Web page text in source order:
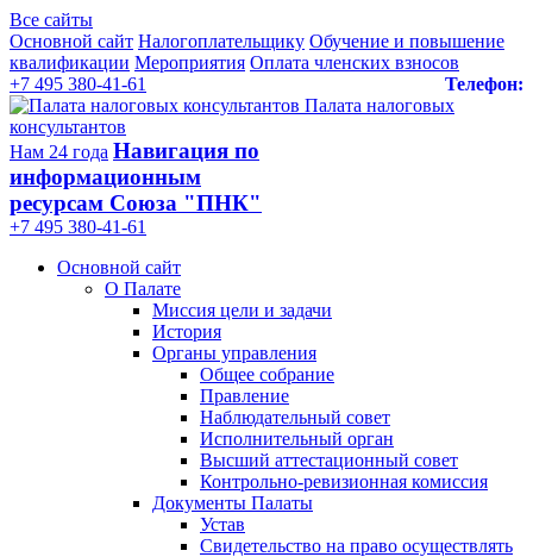
Все сайты
Основной сайт Налогоплательщику Обучение и повышение
квалификации Мероприятия Оплата членских взносов
Телефон:
+7 495 380-41-61
Палата налоговых
консультантов
Нам 24 года Навигация по
информационным
ресурсам Союза "ПНК"
+7 495 380‑41‑61
Основной сайт
О Палате
Миссия цели и задачи
История
Органы управления
Общее собрание
Правление
Наблюдательный совет
Исполнительный орган
Высший аттестационный совет
Контрольно-ревизионная комиссия
Документы Палаты
Устав
Свидетельство на право осуществлять